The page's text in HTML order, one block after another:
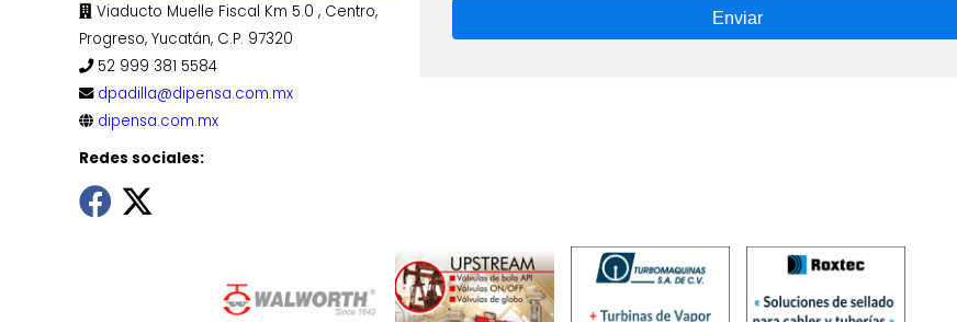
Viaducto Muelle Fiscal Km 5.0 , Centro,
Progreso, Yucatán, C.P. 97320
52 999 381 5584
dpadilla@dipensa.com.mx
dipensa.com.mx
Redes sociales:
Enviar